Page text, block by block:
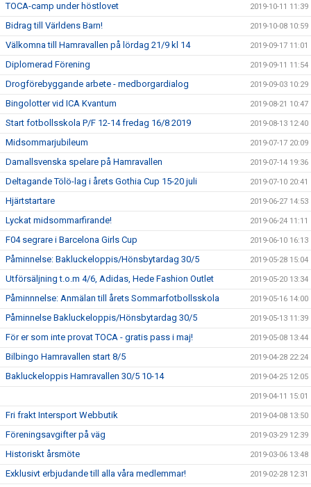
TOCA-camp under höstlovet 2019-10-11 11:39
Bidrag till Världens Barn! 2019-10-08 10:59
Välkomna till Hamravallen på lördag 21/9 kl 14 2019-09-17 11:01
Diplomerad Förening 2019-09-11 11:54
Drogförebyggande arbete - medborgardialog 2019-09-03 10:29
Bingolotter vid ICA Kvantum 2019-08-21 10:47
Start fotbollsskola P/F 12-14 fredag 16/8 2019 2019-08-13 12:40
Midsommarjubileum 2019-07-17 20:09
Damallsvenska spelare på Hamravallen 2019-07-14 19:36
Deltagande Tölö-lag i årets Gothia Cup 15-20 juli 2019-07-10 20:41
Hjärtstartare 2019-06-27 14:53
Lyckat midsommarfirande! 2019-06-24 11:11
F04 segrare i Barcelona Girls Cup 2019-06-10 16:13
Påminnelse: Bakluckeloppis/Hönsbytardag 30/5 2019-05-28 15:04
Utförsäljning t.o.m 4/6, Adidas, Hede Fashion Outlet 2019-05-20 13:34
Påminnnelse: Anmälan till årets Sommarfotbollsskola 2019-05-16 14:00
Påminnelse Bakluckeloppis/Hönsbytardag 30/5 2019-05-13 11:39
För er som inte provat TOCA - gratis pass i maj! 2019-05-08 13:44
Bilbingo Hamravallen start 8/5 2019-04-28 22:24
Bakluckeloppis Hamravallen 30/5 10-14 2019-04-25 12:05
2019-04-11 15:01
Fri frakt Intersport Webbutik 2019-04-08 13:50
Föreningsavgifter på väg 2019-03-29 12:39
Historiskt årsmöte 2019-03-06 13:48
Exklusivt erbjudande till alla våra medlemmar! 2019-02-28 12:31